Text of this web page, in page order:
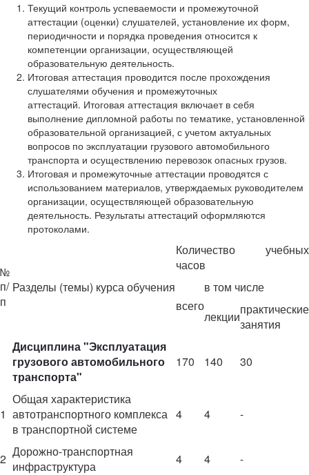
Текущий контроль успеваемости и промежуточной
аттестации (оценки) слушателей, установление их форм,
периодичности и порядка проведения относится к
компетенции организации, осуществляющей
образовательную деятельность.
Итоговая аттестация проводится после прохождения
слушателями обучения и промежуточных
аттестаций. Итоговая аттестация включает в себя
выполнение дипломной работы по тематике, установленной
образовательной организацией, с учетом актуальных
вопросов по эксплуатации грузового автомобильного
транспорта и осуществлению перевозок опасных грузов.
Итоговая и промежуточные аттестации проводятся с
использованием материалов, утверждаемых руководителем
организации, осуществляющей образовательную
деятельность. Результаты аттестаций оформляются
протоколами.
№
п/
п
Разделы (темы) курса обучения
Количество учебных
часов
всего
в том числе
лекциипрактические
занятия
Дисциплина "Эксплуатация
грузового автомобильного
транспорта"
170 140 30
1
Общая характеристика
автотранспортного комплекса
в транспортной системе
4 4 -
2 Дорожно-транспортная
инфраструктура
4 4 -